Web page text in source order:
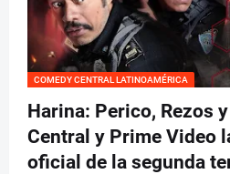
COMEDY CENTRAL LATINOAMÉRICA
Harina: Perico, Rezos
Central y Prime Video
oficial de la segunda